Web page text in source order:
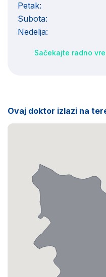
Petak:
Subota:
Nedelja:
Sačekajte radno
Ovaj doktor izlazi na